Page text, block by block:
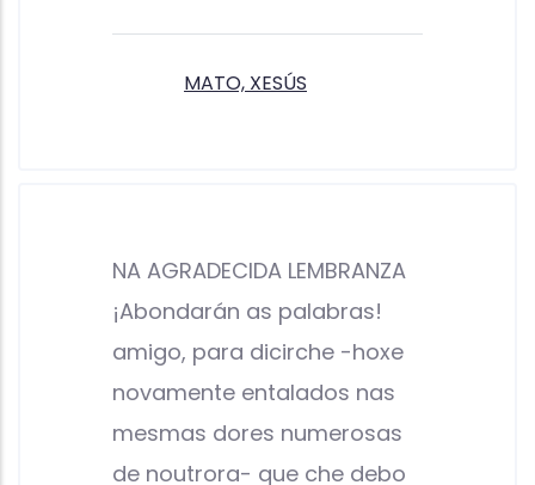
MATO, XESÚS
NA AGRADECIDA LEMBRANZA
¡Abondarán as palabras!
amigo, para dicirche -hoxe
novamente entalados nas
mesmas dores numerosas
de noutrora- que che debo